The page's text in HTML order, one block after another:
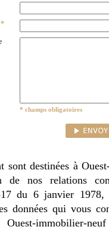
*
* champs obligatoires
sont destinées à
de nos relations
du 6 janvier 1978,
données qui vous
Ouest-immobilier-